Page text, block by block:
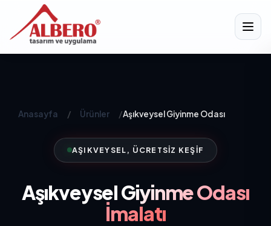
Anasayfa / Ürünler /Aşıkveysel Giyinme Odası
AŞIKVEYSEL, ÜCRETSIZ KEŞIF
AşıkveyselGiyinme Odası
İmalatı